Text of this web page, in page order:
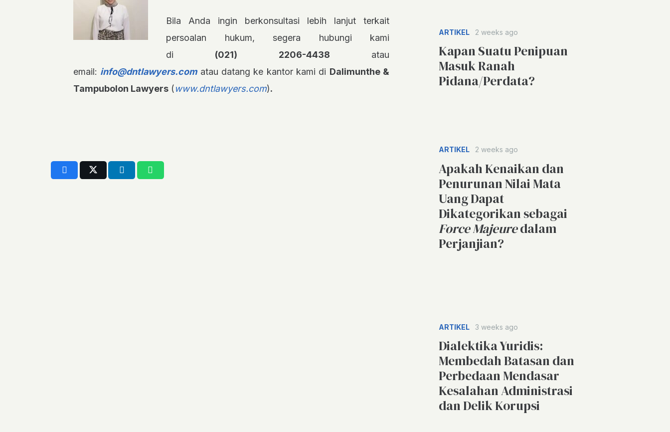
Bila Anda ingin berkonsultasi lebih lanjut terkait
persoalan hukum, segera hubungi kami
di (021) 2206-4438 atau
email: info@dntlawyers.comatau datang ke kantor kami di Dalimunthe &
Tampubolon Lawyers (www.dntlawyers.com).
ARTIKEL 2 weeks ago
Kapan Suatu Penipuan
Masuk Ranah
Pidana/Perdata?
ARTIKEL 2 weeks ago
Apakah Kenaikan dan
Penurunan Nilai Mata
Uang Dapat
Dikategorikan sebagai
Force Majeuredalam
Perjanjian?
ARTIKEL 3 weeks ago
Dialektika Yuridis:
Membedah Batasan dan
Perbedaan Mendasar
Kesalahan Administrasi
dan Delik Korupsi